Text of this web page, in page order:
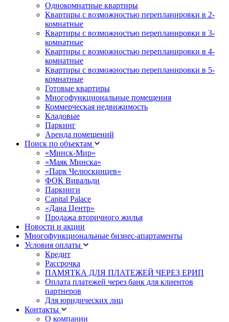
Однокомнатные квартиры
Квартиры с возможностью перепланировки в 2-
комнатные
Квартиры с возможностью перепланировки в 3-
комнатные
Квартиры с возможностью перепланировки в 4-
комнатные
Квартиры с возможностью перепланировки в 5-
комнатные
Готовые квартиры
Многофункциональные помещения
Коммерческая недвижимость
Кладовые
Паркинг
Аренда помещений
Поиск по объектам
«Минск-Мир»
«Маяк Минска»
«Парк Челюскинцев»
ФОК Вивальди
Паркинги
Capital Palace
«Дана Центр»
Продажа вторичного жилья
Новости и акции
Многофункциональные бизнес-апартаменты
Условия оплаты
Кредит
Рассрочка
ПАМЯТКА ДЛЯ ПЛАТЕЖЕЙ ЧЕРЕЗ ЕРИП
Оплата платежей через банк для клиентов
партнеров
Для юридических лиц
Контакты
О компании